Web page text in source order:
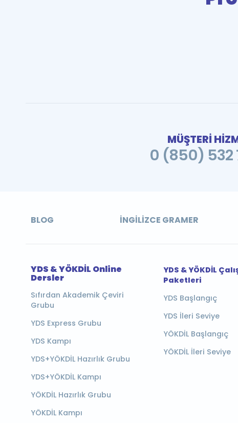
MÜŞTERİ
0 (850) 532
BLOG İNGILIZCE GRAMER
YDS & YÖKDİL Online
Dersler
Sıfırdan Akademik Çeviri
Grubu
YDS Express Grubu
YDS Kampı
YDS+YÖKDİL Hazırlık Grubu
YDS+YÖKDİL Kampı
YÖKDİL Hazırlık Grubu
YÖKDİL Kampı
YDS & YÖKDİL
Paketleri
YDS Başlangıç
YDS İleri Seviye
YÖKDİL Başlangıç
YÖKDİL İleri Seviye